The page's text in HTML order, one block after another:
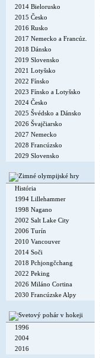
2014 Bielorusko
2015 Česko
2016 Rusko
2017 Nemecko a Francúz.
2018 Dánsko
2019 Slovensko
2021 Lotyšsko
2022 Fínsko
2023 Fínsko a Lotyšsko
2024 Česko
2025 Švédsko a Dánsko
2026 Švajčiarsko
2027 Nemecko
2028 Francúzsko
2029 Slovensko
História
1994 Lillehammer
1998 Nagano
2002 Salt Lake City
2006 Turín
2010 Vancouver
2014 Soči
2018 Pchjongčchang
2022 Peking
2026 Miláno Cortina
2030 Francúzske Alpy
1996
2004
2016